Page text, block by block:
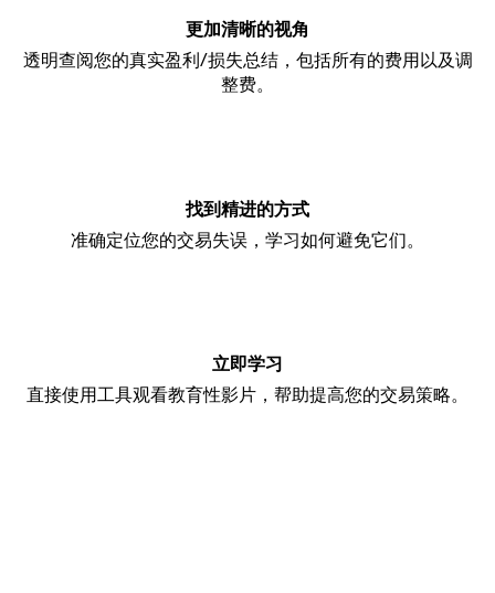
更加清晰的视角
透明查阅您的真实盈利/损失总结，包括所有的费用以及调
整费。
找到精进的方式
准确定位您的交易失误，学习如何避免它们。
立即学习
直接使用工具观看教育性影片，帮助提高您的交易策略。